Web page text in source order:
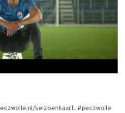
seizoenkaart. #peczwolle